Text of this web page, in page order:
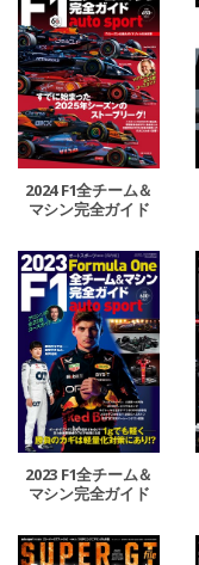
2024 F1全チーム＆
マシン完全ガイド
2023 F1全チーム＆
マシン完全ガイド